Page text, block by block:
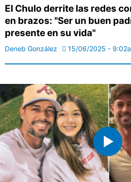
El Chulo derrite las redes
en brazos: "Ser un buen
presente en su vida"
Deneb González 15/06/2025 -